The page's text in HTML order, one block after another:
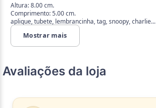
Altura: 8.00 cm.
Comprimento: 5.00 cm.
aplique, tubete, lembrancinha, tag, snoopy, charlie...
Mostrar mais
Avaliações da loja